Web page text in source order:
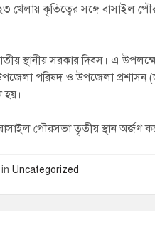
খেলায় কৃতিত্বের সঙ্গে বাসাইল
স্থানীয় সরকার দিবস। এ
পরিষদ ও উপজেলা প্রশাসন
হয়।
পৌরসভা তৃতীয় স্থান অর্জণ
inUncategorized